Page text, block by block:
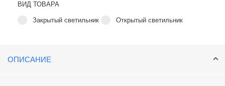
ВИД ТОВАРА
Закрытый светильник Открытый светильник
ОПИСАНИЕ